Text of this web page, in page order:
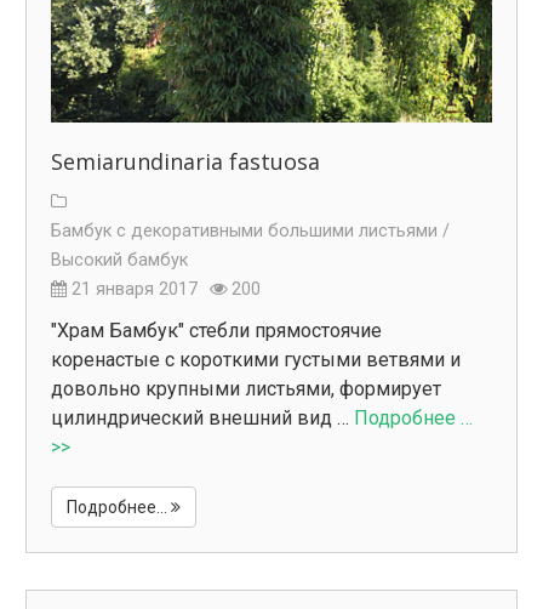
Semiarundinaria fastuosa
Бамбук с декоративными большими листьями /
Высокий бамбук
21 января 2017
200
"Храм Бамбук" стебли прямостоячие
коренастые с короткими густыми ветвями и
довольно крупными листьями, формирует
цилиндрический внешний вид … Подробнее …
>>
Подробнее...